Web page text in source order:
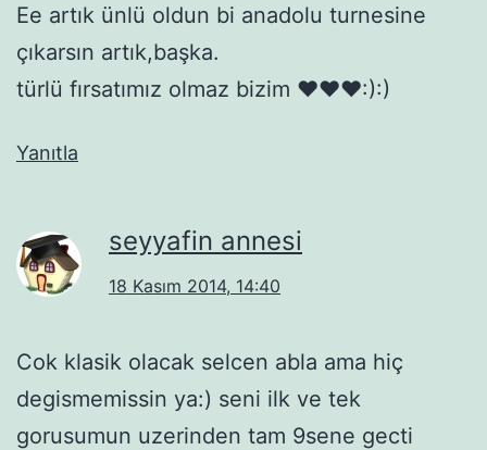
Ee artık ünlü oldun bi anadolu turnesine
çıkarsın artık,başka.
türlü fırsatımız olmaz bizim ♥♥♥:):)
Yanıtla
seyyafin annesi
18 Kasım 2014, 14:40
Cok klasik olacak selcen abla ama hiç
degismemissin ya:) seni ilk ve tek
gorusumun uzerinden tam 9sene gecti